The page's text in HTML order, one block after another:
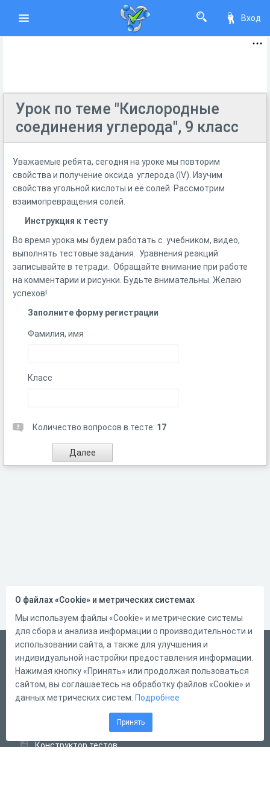
Вход
Урок по теме "Кислородные
соединения углерода", 9 класс
Уважаемые ребята, сегодня на уроке мы повторим
свойства и получение оксида углерода (IV). Изучим
свойства угольной кислоты и её солей. Рассмотрим
взаимопревращения солей.
Инструкция к тесту
Во время урока мы будем работать с учебником, видео,
выполнять тестовые задания. Уравнения реакций
записывайте в тетради. Обращайте внимание при работе
на комментарии и рисунки. Будьте внимательны. Желаю
успехов!
Заполните форму регистрации
Фамилия, имя
Класс
Количество вопросов в тесте: 17
Русский
Справка
Форма обратной связи
Конструктор тестов
О файлах «Cookie» и метрических системах
Мы используем файлы «Cookie» и метрические системы
для сбора и анализа информации о производительности и
использовании сайта, а также для улучшения и
индивидуальной настройки предоставления информации.
Нажимая кнопку «Принять» или продолжая пользоваться
сайтом, вы соглашаетесь на обработку файлов «Cookie» и
данных метрических систем. Подробнее
Принять